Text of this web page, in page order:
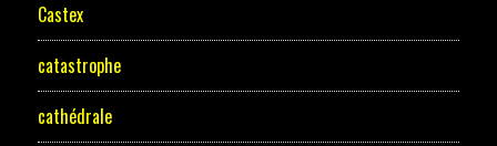
Castex
catastrophe
cathédrale